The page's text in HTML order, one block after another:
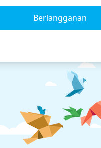
Berlangganan